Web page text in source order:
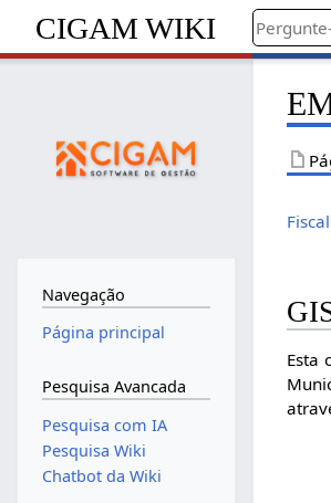
CIGAM WIKI
Fiscal
Esta
Navegação
Página principal
Pesquisa Avancada
Pesquisa com IA
Pesquisa Wiki
Chatbot da Wiki